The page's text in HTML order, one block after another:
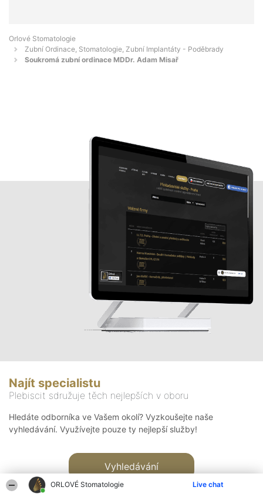
ORLOVÉ Stomatologie Live chat
Orlové Stomatologie
Zubní Ordinace, Stomatologie, Zubní Implantáty - Poděbrady
Soukromá zubní ordinace MDDr. Adam Misař
Najít specialistu
Plebiscit sdružuje těch nejlepších v oboru
Hledáte odborníka ve Vašem okolí? Vyzkoušejte naše
vyhledávání. Využívejte pouze ty nejlepší služby!
Vyhledávání